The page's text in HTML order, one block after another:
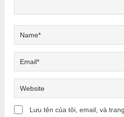
Lưu tên của tôi, email, và